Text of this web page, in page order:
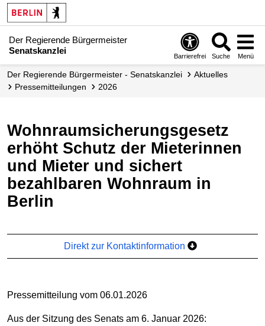
Der Regierende Bürgermeister
Senatskanzlei
Barrierefrei Suche Menü
Der Regierende Bürgermeister - Senatskanzlei
Aktuelles
Presse­mitteilungen
2026
Wohnraumsicherungsgesetz
erhöht Schutz der Mieterinnen
und Mieter und sichert
bezahlbaren Wohnraum in
Berlin
Direkt zur Kontaktinformation
Pressemitteilung vom 06.01.2026
Aus der Sitzung des Senats am 6. Januar 2026: